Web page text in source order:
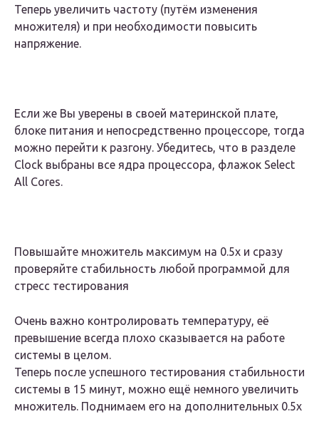
Теперь увеличить частоту (путём изменения
множителя) и при необходимости повысить
напряжение.
Если же Вы уверены в своей материнской плате,
блоке питания и непосредственно процессоре, тогда
можно перейти к разгону. Убедитесь, что в разделе
Clock выбраны все ядра процессора, флажок Select
All Cores.
Повышайте множитель максимум на 0.5х и сразу
проверяйте стабильность любой программой для
стресс тестирования
Очень важно контролировать температуру, её
превышение всегда плохо сказывается на работе
системы в целом.
Теперь после успешного тестирования стабильности
системы в 15 минут, можно ещё немного увеличить
множитель. Поднимаем его на дополнительных 0.5х